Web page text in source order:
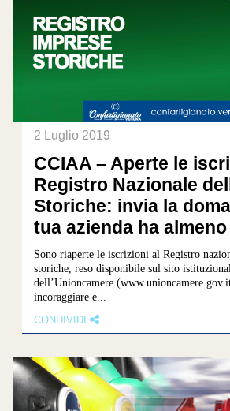
2 Luglio 2019
CCIAA – Aperte le
Registro Nazionale
Storiche: invia la
tua azienda ha
Sono riaperte le iscrizioni al Registro
storiche, reso disponibile sul sito
dell’Unioncamere
incoraggiare e...
CONDIVIDI